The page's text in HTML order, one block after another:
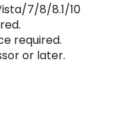
7/8/8.1/10
required.
or later.